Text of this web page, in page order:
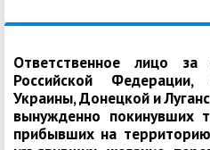
Ответственное лицо
Российской
Украины, Донецкой и
вынужденно покинувших
прибывших на